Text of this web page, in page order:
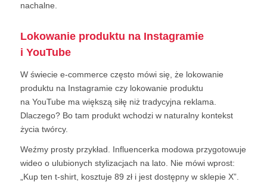
nachalne.
Lokowanie produktu na Instagramie
i YouTube
W świecie e-commerce często mówi się, że lokowanie
produktu na Instagramie czy lokowanie produktu
na YouTube ma większą siłę niż tradycyjna reklama.
Dlaczego? Bo tam produkt wchodzi w naturalny kontekst
życia twórcy.
Weźmy prosty przykład. Influencerka modowa przygotowuje
wideo o ulubionych stylizacjach na lato. Nie mówi wprost:
„Kup ten t-shirt, kosztuje 89 zł i jest dostępny w sklepie X”.